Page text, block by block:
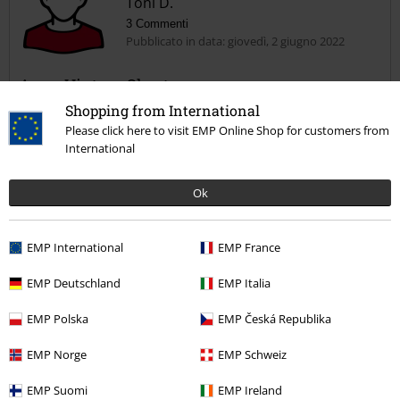
Shopping from International
Please click here to visit EMP Online Shop for customers from
International
Ok
EMP International EMP France
EMP Deutschland EMP Italia
EMP Polska EMP Česká Republika
EMP Norge EMP Schweiz
EMP Suomi EMP Ireland
Ti è stato utile questo commento?
3 Commenti
Pubblicato in data: giovedì, 2 giugno 2022
Army Vintage Short
Un buon prodotto sia in termini di materiali utilizzati ricco di finiture.
Consigliato
Design
Vestibilità
Il commento è stato utile?